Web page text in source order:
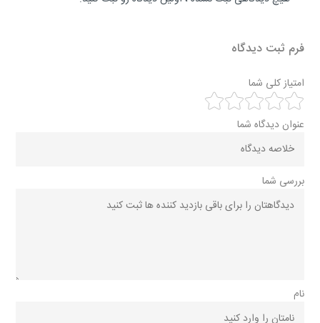
فرم ثبت دیدگاه
امتیاز کلی شما
عنوان دیدگاه شما
بررسی شما
نام